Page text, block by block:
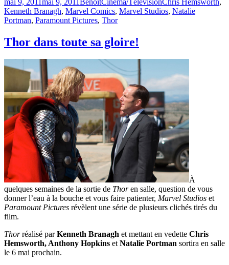
le
Kenneth Branagh, Marvel Comics, Marvel Studios, Natalie
Portman, Paramount Pictures, Thor
Thor dans toute sa gloire!
À
quelques semaines de la sortie de Thoren salle, question de vous
donner l’eau à la bouche et vous faire patienter, Marvel Studios et
Paramount Pictures révèlent une série de plusieurs clichés tirés du
film.
Thorréalisé parKenneth Branagh et mettant en vedette Chris
Hemsworth, Anthony Hopkins etNatalie Portman sortira en salle
le 6 mai prochain.